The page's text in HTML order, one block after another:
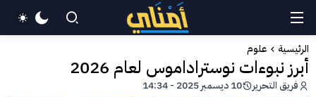
الرئيسية علوم
أبرز نبوءات نوستراداموس لعام 2026
فريق التحرير 10 ديسمبر 2025 - 14:34